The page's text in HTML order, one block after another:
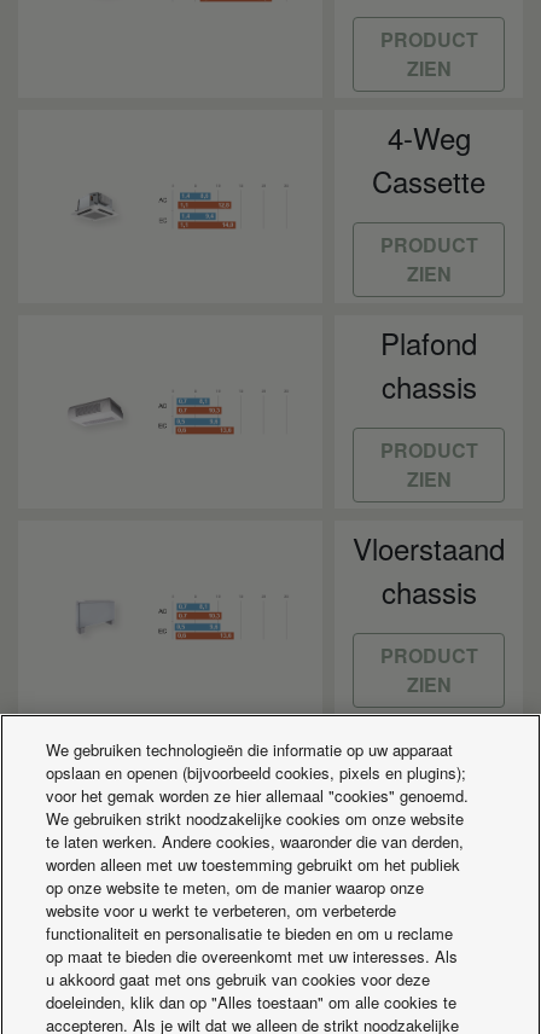
PRODUCT
ZIEN
4-Weg
Cassette
PRODUCT
ZIEN
Plafond
chassis
PRODUCT
ZIEN
Vloerstaand
chassis
PRODUCT
ZIEN
REGELING EN
CONNECTIVITEIT
Bewakingsdienst
op afstand
ECOi-W Cloud
Cloudgate plug-and-play
We gebruiken technologieën die informatie op uw apparaat
opslaan en openen (bijvoorbeeld cookies, pixels en plugins);
voor het gemak worden ze hier allemaal "cookies" genoemd.
We gebruiken strikt noodzakelijke cookies om onze website
te laten werken. Andere cookies, waaronder die van derden,
worden alleen met uw toestemming gebruikt om het publiek
op onze website te meten, om de manier waarop onze
website voor u werkt te verbeteren, om verbeterde
functionaliteit en personalisatie te bieden en om u reclame
op maat te bieden die overeenkomt met uw interesses. Als
u akkoord gaat met ons gebruik van cookies voor deze
doeleinden, klik dan op "Alles toestaan" om alle cookies te
accepteren. Als je wilt dat we alleen de strikt noodzakelijke